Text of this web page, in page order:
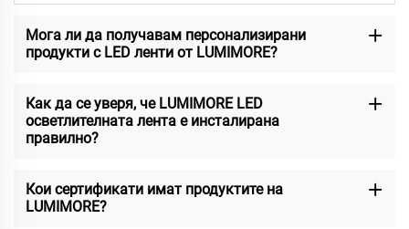
Мога ли да получавам персонализирани
продукти с LED ленти от LUMIMORE?
Как да се уверя, че LUMIMORE LED
осветлителната лента е инсталирана
правилно?
Кои сертификати имат продуктите на
LUMIMORE?